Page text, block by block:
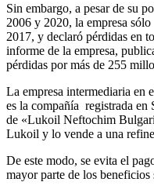
Sin embargo, a pesar de su
2006 y 2020, la empresa
2017, y declaró pérdidas en
informe de la empresa,
pérdidas por más de 255
La empresa intermediaria en
es la compañía registrada en
de «Lukoil Neftochim
Lukoil y lo vende a una
De este modo, se evita el
mayor parte de los beneficios